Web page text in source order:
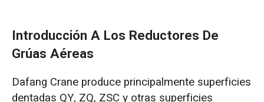
Introducción A Los Reductores De
Grúas Aéreas
Dafang Crane produce principalmente superficies
dentadas QY, ZQ, ZSC y otras superficies